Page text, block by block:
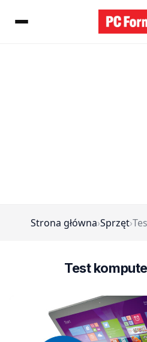
Strona główna›Sprzęt›
Test